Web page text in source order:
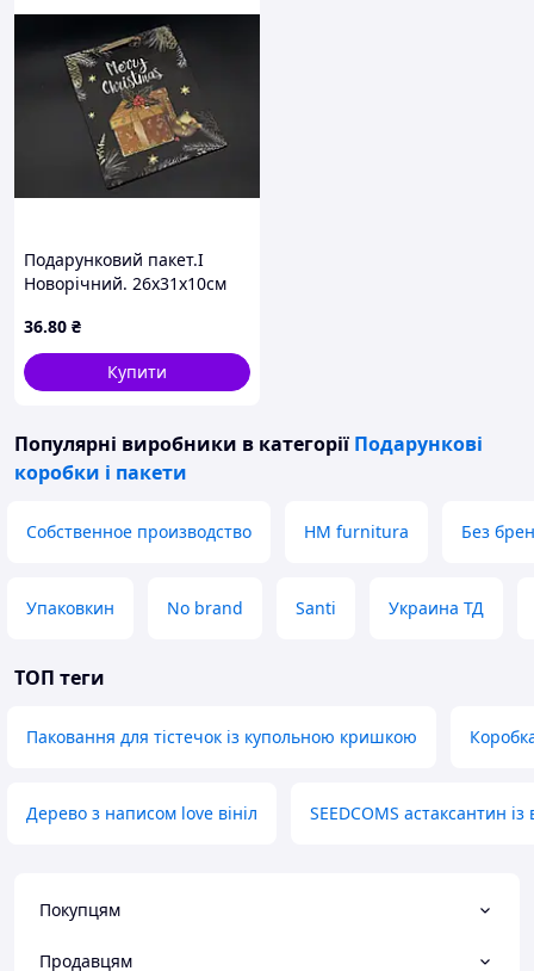
Подарунковий пакет.I
Новорічний. 26х31х10см
36.80 ₴
Купити
Популярні виробники в категорії Подарункові
коробки і пакети
Собственное производство HM furnitura Без
Упаковкин No brand Santi Украина ТД
ТОП теги
Паковання для тістечок із купольною кришкою
Дерево з написом love вініл SEEDCOMS астаксантин
Покупцям
Продавцям